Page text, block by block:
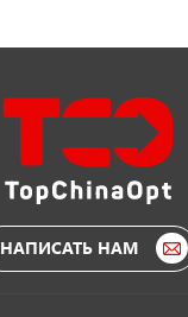
НАПИСАТЬ НАМ